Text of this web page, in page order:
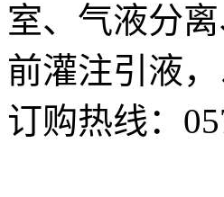
室、气液分
前灌注引液
订购热线：